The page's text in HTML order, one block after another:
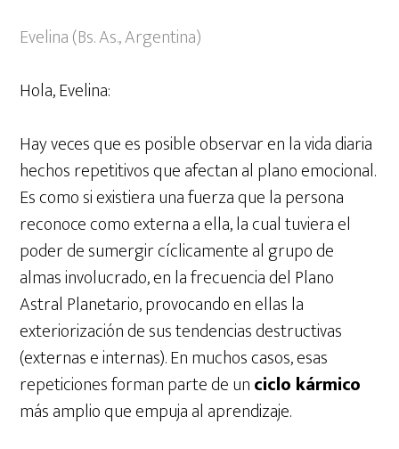
Evelina (Bs. As., Argentina)
Hola, Evelina:
Hay veces que es posible observar en la vida diaria
hechos repetitivos que afectan al plano emocional.
Es como si existiera una fuerza que la persona
reconoce como externa a ella, la cual tuviera el
poder de sumergir cíclicamente al grupo de
almas involucrado, en la frecuencia del Plano
Astral Planetario, provocando en ellas la
exteriorización de sus tendencias destructivas
(externas e internas). En muchos casos, esas
repeticiones forman parte de unciclo kármico
más amplio que empuja al aprendizaje.